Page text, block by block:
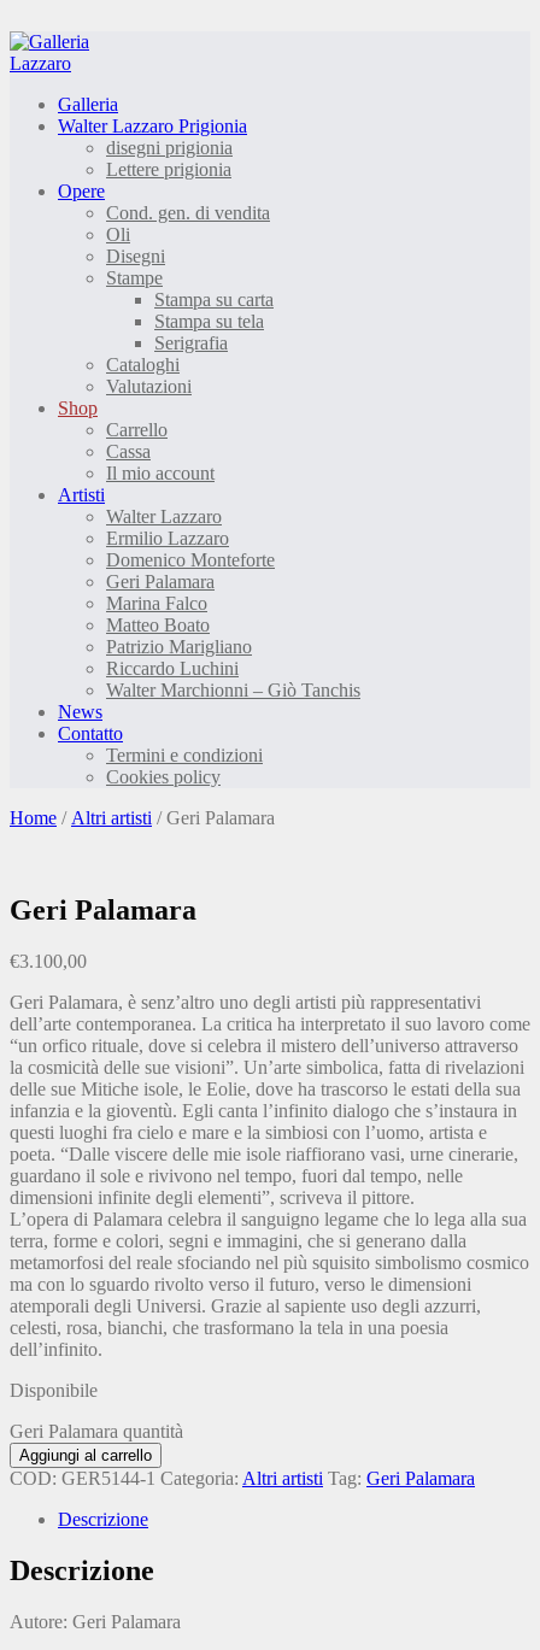
Galleria
Walter Lazzaro Prigionia
disegni prigionia
Lettere prigionia
Opere
Cond. gen. di vendita
Oli
Disegni
Stampe
Stampa su carta
Stampa su tela
Serigrafia
Cataloghi
Valutazioni
Shop
Carrello
Cassa
Il mio account
Artisti
Walter Lazzaro
Ermilio Lazzaro
Domenico Monteforte
Geri Palamara
Marina Falco
Matteo Boato
Patrizio Marigliano
Riccardo Luchini
Walter Marchionni – Giò Tanchis
News
Contatto
Termini e condizioni
Cookies policy
Home / Altri artisti / Geri Palamara
Geri Palamara
€3.100,00
Geri Palamara, è senz’altro uno degli artisti più rappresentativi
dell’arte contemporanea. La critica ha interpretato il suo lavoro come
“un orfico rituale, dove si celebra il mistero dell’universo attraverso
la cosmicità delle sue visioni”. Un’arte simbolica, fatta di rivelazioni
delle sue Mitiche isole, le Eolie, dove ha trascorso le estati della sua
infanzia e la gioventù. Egli canta l’infinito dialogo che s’instaura in
questi luoghi fra cielo e mare e la simbiosi con l’uomo, artista e
poeta. “Dalle viscere delle mie isole riaffiorano vasi, urne cinerarie,
guardano il sole e rivivono nel tempo, fuori dal tempo, nelle
dimensioni infinite degli elementi”, scriveva il pittore.
L’opera di Palamara celebra il sanguigno legame che lo lega alla sua
terra, forme e colori, segni e immagini, che si generano dalla
metamorfosi del reale sfociando nel più squisito simbolismo cosmico
ma con lo sguardo rivolto verso il futuro, verso le dimensioni
atemporali degli Universi. Grazie al sapiente uso degli azzurri,
celesti, rosa, bianchi, che trasformano la tela in una poesia
dell’infinito.
Disponibile
Geri Palamara quantità
Aggiungi al carrello
COD: GER5144-1 Categoria: Altri artisti Tag: Geri Palamara
Descrizione
Descrizione
Autore: Geri Palamara